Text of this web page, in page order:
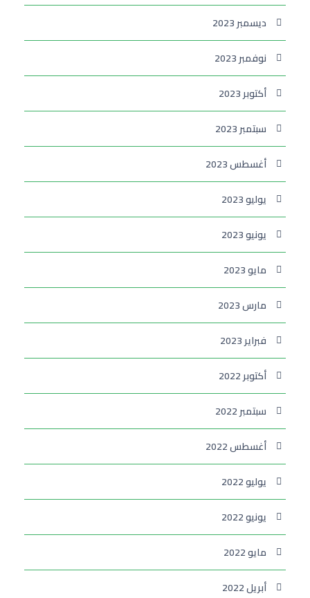
ديسمبر 2023
نوفمبر 2023
أكتوبر 2023
سبتمبر 2023
أغسطس 2023
يوليو 2023
يونيو 2023
مايو 2023
مارس 2023
فبراير 2023
أكتوبر 2022
سبتمبر 2022
أغسطس 2022
يوليو 2022
يونيو 2022
مايو 2022
أبريل 2022